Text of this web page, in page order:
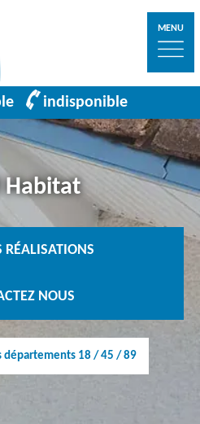
MENU
indisponible
Habitat
RÉALISATIONS
NOUS
départements 18 / 45 / 89